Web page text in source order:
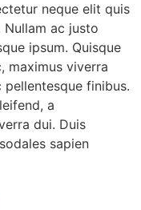
neque elit quis
Nullam ac justo
ipsum. Quisque
maximus viverra
pellentesque finibus.
a
dui. Duis
sapien